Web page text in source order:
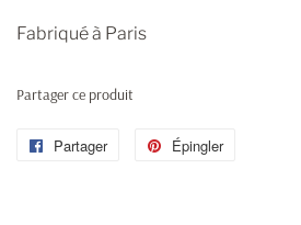
Fabriqué à Paris
Partager ce produit
Partager
Partager Épingler